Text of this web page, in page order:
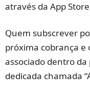
através da App
Quem subscrever
próxima cobrança
associado dentro
dedicada chamada